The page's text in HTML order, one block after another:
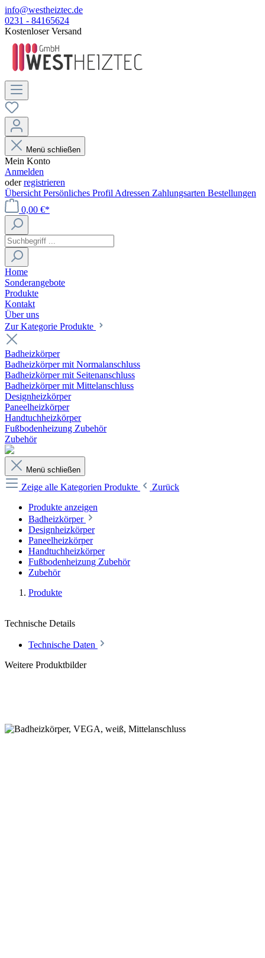
info@westheiztec.de
0231 - 84165624
Kostenloser Versand
Menü schließen
Mein Konto
Anmelden
oderregistrieren
Übersicht Persönliches Profil Adressen Zahlungsarten Bestellungen
0,00 €*
Home
Sonderangebote
Produkte
Kontakt
Über uns
Zur Kategorie Produkte
Badheizkörper
Badheizkörper mit Normalanschluss
Badheizkörper mit Seitenanschluss
Badheizkörper mit Mittelanschluss
Designheizkörper
Paneelheizkörper
Handtuchheizkörper
Fußbodenheizung Zubehör
Zubehör
Menü schließen
Zeige alle Kategorien Produkte
Zurück
Produkte anzeigen
Badheizkörper
Designheizkörper
Paneelheizkörper
Handtuchheizkörper
Fußbodenheizung Zubehör
Zubehör
Produkte
Technische Details
Technische Daten
Weitere Produktbilder